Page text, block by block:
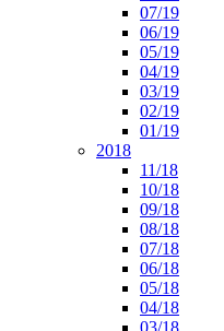
07/19
06/19
05/19
04/19
03/19
02/19
01/19
2018
11/18
10/18
09/18
08/18
07/18
06/18
05/18
04/18
03/18